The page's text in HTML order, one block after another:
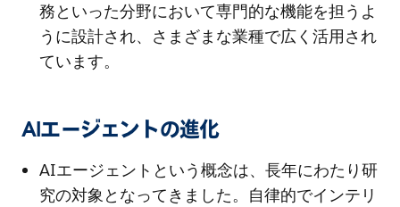
務といった分野において専門的な機能を担うよ
うに設計され、さまざまな業種で広く活用され
ています。
AIエージェントの進化
AIエージェントという概念は、長年にわたり研
究の対象となってきました。自律的でインテリ